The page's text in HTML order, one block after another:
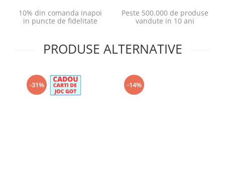
10% din comanda inapoi
in puncte de fidelitate
Peste 500.000 de produse
vandute in 10 ani
PRODUSE ALTERNATIVE
-31% -14%